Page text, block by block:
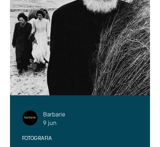
FOTOGRAFÍA
Barbarie
9 jun